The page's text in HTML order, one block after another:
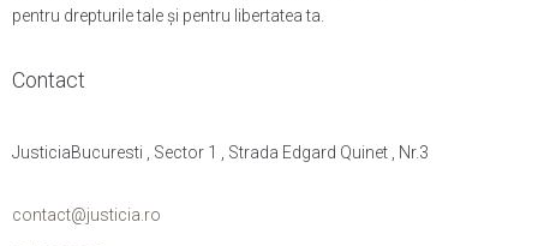
pentru drepturile tale și pentru libertatea ta.
Contact
JusticiaBucuresti , Sector 1 , Strada Edgard Quinet , Nr.3
contact@justicia.ro